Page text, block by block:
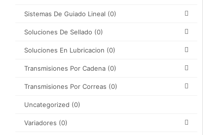
Sistemas De Guiado Lineal (0)
Soluciones De Sellado (0)
Soluciones En Lubricacion (0)
Transmisiones Por Cadena (0)
Transmisiones Por Correas (0)
Uncategorized (0)
Variadores (0)